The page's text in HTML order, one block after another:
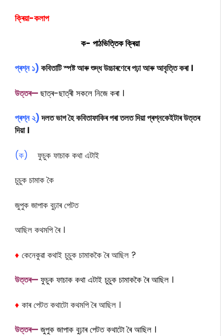
ক্ৰিয়া-কলাপ
ক- পাঠভিত্তিক ক্ৰিয়া
প্ৰশ্ন ১) কবিতাটি স্পষ্ট আৰু শুদ্ধ উচ্চাৰণেৰে পঢ়া আৰু আবৃত্তি কৰা ।
উত্তৰ— ছাত্ৰ-ছাত্ৰী সকলে নিজে কৰা ।
প্ৰশ্ন ২)দলত ভাগ হৈ কবিতাফাকিৰ পৰা তলত দিয়া প্ৰশ্নকেইটাৰ উত্তৰ
দিয়া ।
(ক) ফুচুক ফাচাক কথা এটাই
চুচুক চামাক কৈ
জুপুক জাপাক বুঢ়াৰ পেটত
আছিল কথমপি ৰৈ ।
♦ কেনেকুৱা কথাই চুচুক চামাককৈ ৰৈ আছিল ?
উত্তৰ— ফুচুক ফাচাক কথা এটাই চুচুক চামাককৈ ৰৈ আছিল ।
♦ কাৰ পেটত কথাটো কথমপি ৰৈ আছিল ।
উত্তৰ— জুপুক জাপাক বুঢ়াৰ পেটত কথাটো ৰৈ আছিল ।